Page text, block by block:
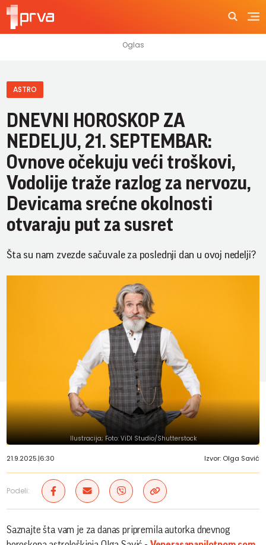
ASTRO
DNEVNI HOROSKOP ZA
NEDELJU, 21. SEPTEMBAR:
Ovnove očekuju veći troškovi,
Vodolije traže razlog za nervozu,
Devicama srećne okolnosti
otvaraju put za susret
Šta su nam zvezde sačuvale za poslednji dan u ovoj nedelji?
Ilustracija; Foto: ViDI Studio/Shutterstock
21.9.2025.|6:30 Izvor: Olga Savić
Podeli:
Saznajte šta vam je za danas pripremila autorka dnevnog